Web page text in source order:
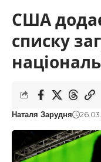
США
списку
Наталя Зарудня